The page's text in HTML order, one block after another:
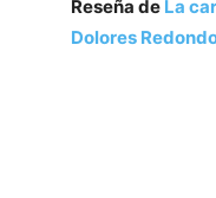
Reseña de La
Dolores